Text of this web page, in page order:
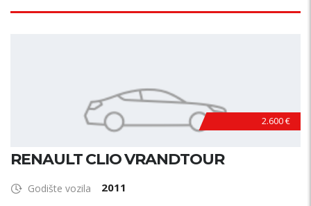
2.600 €
RENAULT CLIO VRANDTOUR
Godište vozila 2011